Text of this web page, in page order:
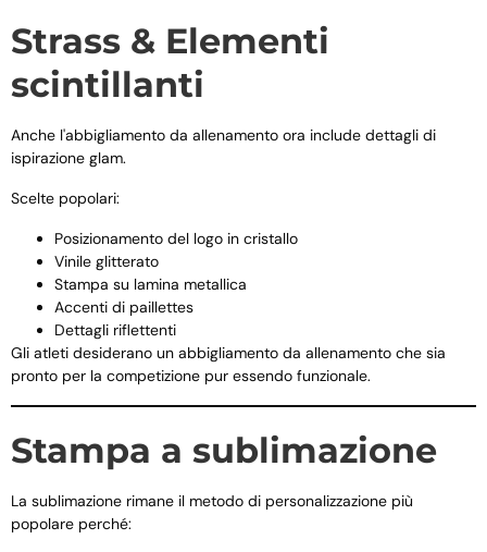
Strass & Elementi
scintillanti
Anche l'abbigliamento da allenamento ora include dettagli di
ispirazione glam.
Scelte popolari:
Posizionamento del logo in cristallo
Vinile glitterato
Stampa su lamina metallica
Accenti di paillettes
Dettagli riflettenti
Gli atleti desiderano un abbigliamento da allenamento che sia
pronto per la competizione pur essendo funzionale.
Stampa a sublimazione
La sublimazione rimane il metodo di personalizzazione più
popolare perché: